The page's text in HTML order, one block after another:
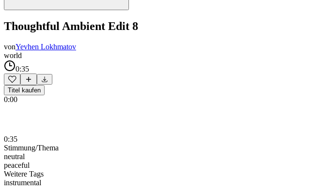
Thoughtful Ambient Edit 8
vonYevhen Lokhmatov
world
0:35
Titel kaufen
0:00
0:35
Stimmung/Thema
neutral
peaceful
Weitere Tags
instrumental